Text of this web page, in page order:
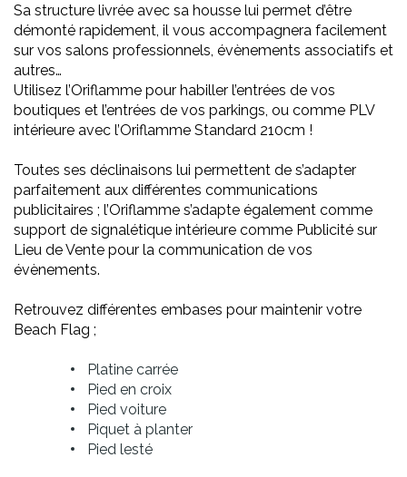
Sa structure livrée avec sa housse lui permet d’être
démonté rapidement, il vous accompagnera facilement
sur vos salons professionnels, évènements associatifs et
autres…
Utilisez l’Oriflamme pour habiller l’entrées de vos
boutiques et l’entrées de vos parkings, ou comme PLV
intérieure avec l’Oriflamme Standard 210cm !
Toutes ses déclinaisons lui permettent de s’adapter
parfaitement aux différentes communications
publicitaires ; l’Oriflamme s’adapte également comme
support de signalétique intérieure comme Publicité sur
Lieu de Vente pour la communication de vos
évènements.
Retrouvez différentes embases pour maintenir votre
Beach Flag ;
Platine carrée
Pied en croix
Pied voiture
Piquet à planter
Pied lesté